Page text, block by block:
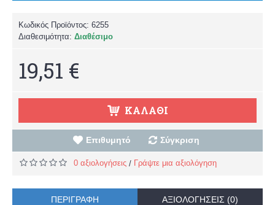
Κωδικός Προϊόντος: 6255
Διαθεσιμότητα: Διαθέσιμο
19,51 €
ΚΑΛΆΘΙ
Επιθυμητό Σύγκριση
0 αξιολογήσεις / Γράψτε μια αξιολόγηση
ΠΕΡΙΓΡΑΦΉ ΑΞΙΟΛΟΓΉΣΕΙΣ (0)